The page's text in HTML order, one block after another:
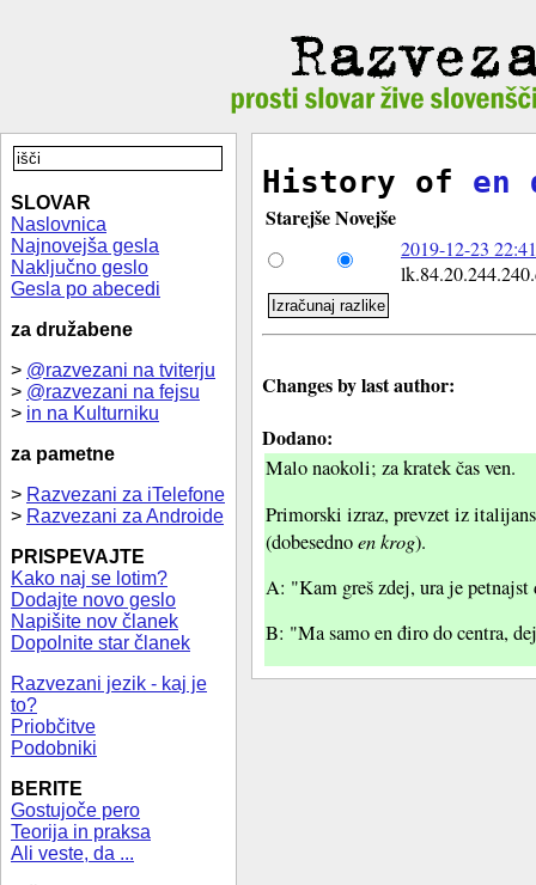
SLOVAR
Naslovnica
Najnovejša gesla
Naključno geslo
Gesla po abecedi
za družabene
> @razvezani na tviterju
> @razvezani na fejsu
> in na Kulturniku
za pametne
> Razvezani za iTelefone
> Razvezani za Androide
PRISPEVAJTE
Kako naj se lotim?
Dodajte novo geslo
Napišite nov članek
Dopolnite star članek
Razvezani jezik - kaj je
to?
Priobčitve
Podobniki
BERITE
Gostujoče pero
Teorija in praksa
Ali veste, da ...
History of en
StarejšeNovejše
2019-12-23
Changes by last author:
Dodano:
Malo naokoli; za kratek čas ven.
Primorski izraz, prevzet iz
(dobesednoen krog).
A: "Kam greš zdej, ura je
B: "Ma samo en điro do centra,